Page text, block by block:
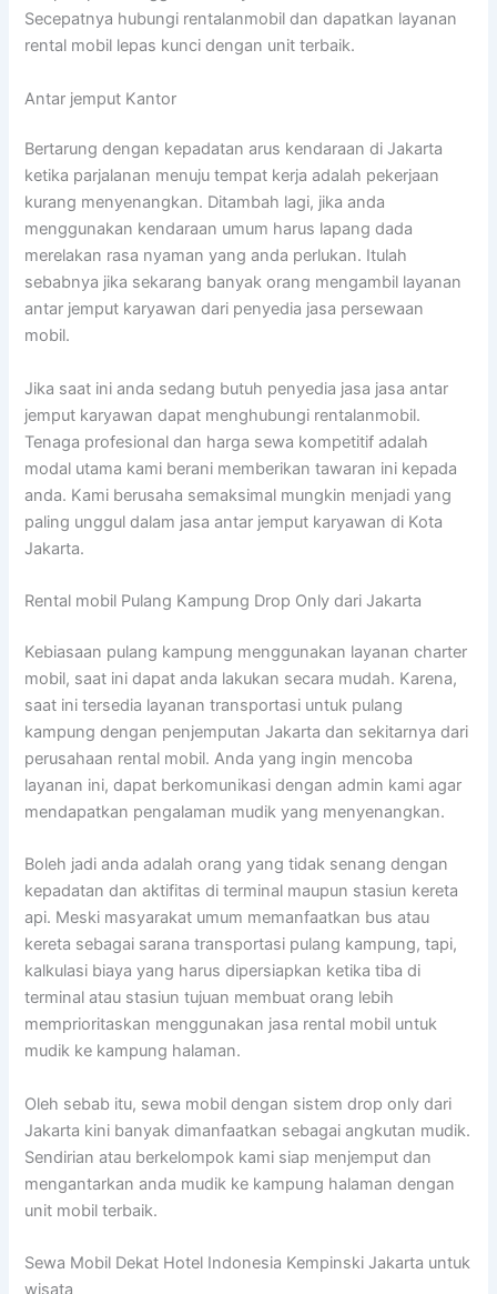
Secepatnya hubungi rentalanmobil dan dapatkan layanan
rental mobil lepas kunci dengan unit terbaik.
Antar jemput Kantor
Bertarung dengan kepadatan arus kendaraan di Jakarta
ketika parjalanan menuju tempat kerja adalah pekerjaan
kurang menyenangkan. Ditambah lagi, jika anda
menggunakan kendaraan umum harus lapang dada
merelakan rasa nyaman yang anda perlukan. Itulah
sebabnya jika sekarang banyak orang mengambil layanan
antar jemput karyawan dari penyedia jasa persewaan
mobil.
Jika saat ini anda sedang butuh penyedia jasa jasa antar
jemput karyawan dapat menghubungi rentalanmobil.
Tenaga profesional dan harga sewa kompetitif adalah
modal utama kami berani memberikan tawaran ini kepada
anda. Kami berusaha semaksimal mungkin menjadi yang
paling unggul dalam jasa antar jemput karyawan di Kota
Jakarta.
Rental mobil Pulang Kampung Drop Only dari Jakarta
Kebiasaan pulang kampung menggunakan layanan charter
mobil, saat ini dapat anda lakukan secara mudah. Karena,
saat ini tersedia layanan transportasi untuk pulang
kampung dengan penjemputan Jakarta dan sekitarnya dari
perusahaan rental mobil. Anda yang ingin mencoba
layanan ini, dapat berkomunikasi dengan admin kami agar
mendapatkan pengalaman mudik yang menyenangkan.
Boleh jadi anda adalah orang yang tidak senang dengan
kepadatan dan aktifitas di terminal maupun stasiun kereta
api. Meski masyarakat umum memanfaatkan bus atau
kereta sebagai sarana transportasi pulang kampung, tapi,
kalkulasi biaya yang harus dipersiapkan ketika tiba di
terminal atau stasiun tujuan membuat orang lebih
memprioritaskan menggunakan jasa rental mobil untuk
mudik ke kampung halaman.
Oleh sebab itu, sewa mobil dengan sistem drop only dari
Jakarta kini banyak dimanfaatkan sebagai angkutan mudik.
Sendirian atau berkelompok kami siap menjemput dan
mengantarkan anda mudik ke kampung halaman dengan
unit mobil terbaik.
Sewa Mobil Dekat Hotel Indonesia Kempinski Jakarta untuk
wisata